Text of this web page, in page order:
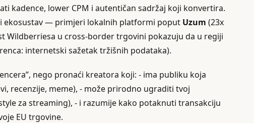
kadence, lower CPM i autentičan sadržaj koji konvertira.
ekosustav — primjeri lokalnih platformi poput Uzum (23x
Wildberriesa u cross‑border trgovini pokazuju da u regiji
internetski sažetak tržišnih podataka).
nego pronaći kreatora koji: - ima publiku koja
recenzije, meme), - može prirodno ugraditi tvoj
za streaming), - i razumije kako potaknuti transakciju
EU trgovine.